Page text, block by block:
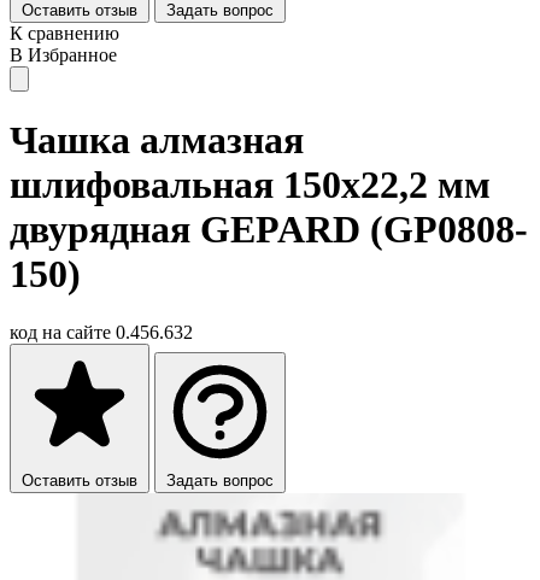
Оставить отзыв Задать вопрос
К сравнению
В Избранное
Чашка алмазная
шлифовальная 150х22,2 мм
двурядная GEPARD (GP0808-
150)
код на сайте 0.456.632
Оставить отзыв Задать вопрос